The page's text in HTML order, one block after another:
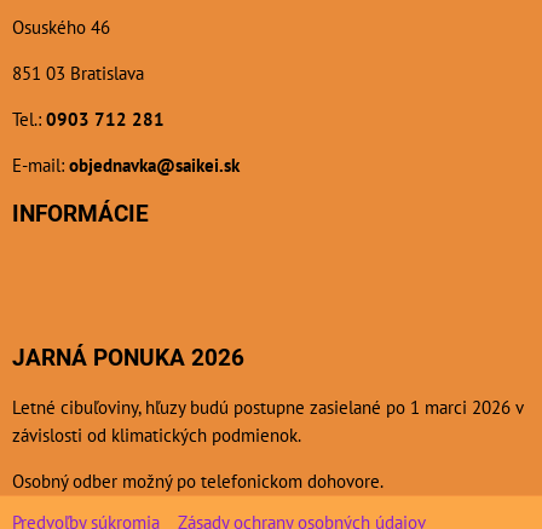
Osuského 46
851 03 Bratislava
Tel.: 0903 712 281
E-mail: objednavka@saikei.sk
INFORMÁCIE
JARNÁ PONUKA 2026
Letné cibuľoviny, hľuzy budú postupne zasielané po 1 marci 2026 v
závislosti od klimatických podmienok.
Osobný odber možný po telefonickom dohovore.
Predvoľby súkromia
Zásady ochrany osobných údajov